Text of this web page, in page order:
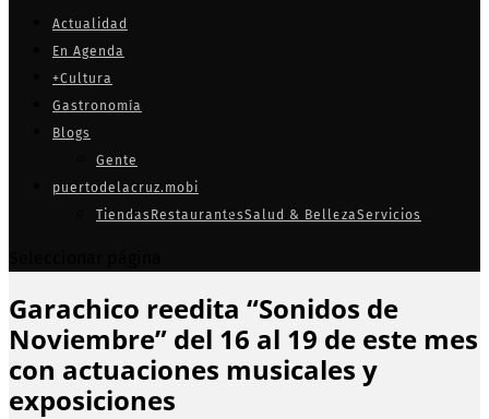
Actualidad
En Agenda
+Cultura
Gastronomía
Blogs
Gente
puertodelacruz.mobi
Tiendas RestaurantesSalud & BellezaServicios
Garachico reedita “Sonidos de
Noviembre” del 16 al 19 de este mes
con actuaciones musicales y
exposiciones